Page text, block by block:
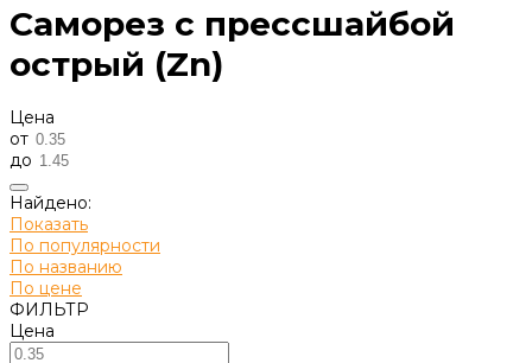
Саморез с прессшайбой
острый (Zn)
Цена
от
до
Найдено:
Показать
По популярности
По названию
По цене
ФИЛЬТР
Цена